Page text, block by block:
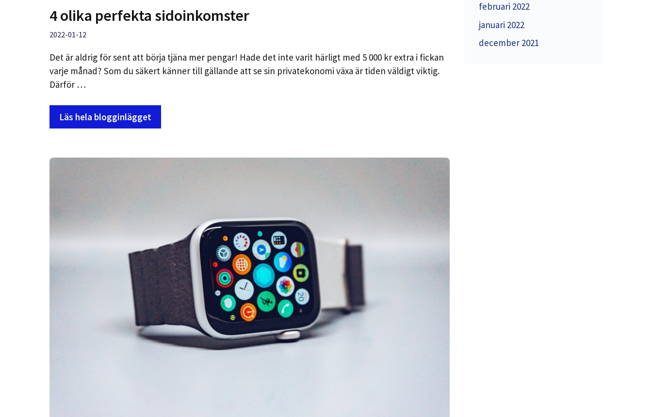
4 olika perfekta sidoinkomster
2022-01-12
Det är aldrig för sent att börja tjäna mer pengar! Hade det inte varit härligt med 5 000 kr extra i fickan
varje månad? Som du säkert känner till gällande att se sin privatekonomi växa är tiden väldigt viktig.
Därför …
Läs hela blogginlägget
februari 2022
januari 2022
december 2021